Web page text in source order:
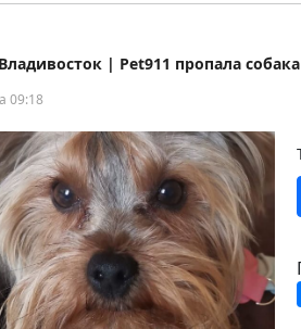
Владивосток | Pet911 пропала
09:18